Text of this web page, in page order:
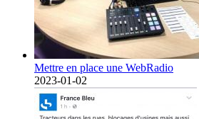
Mettre en place une WebRadio
2023-01-02